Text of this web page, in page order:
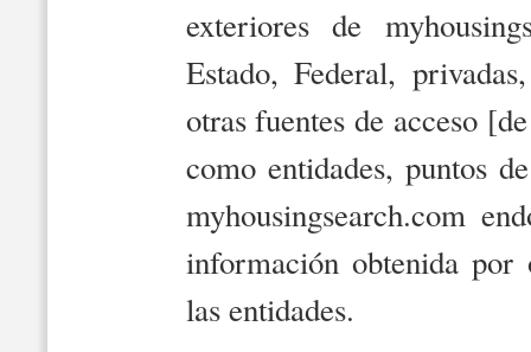
exteriores de
Estado, Federal,
otras fuentes de acceso
como entidades, puntos
myhousingsearch.com
información obtenida por
las entidades.